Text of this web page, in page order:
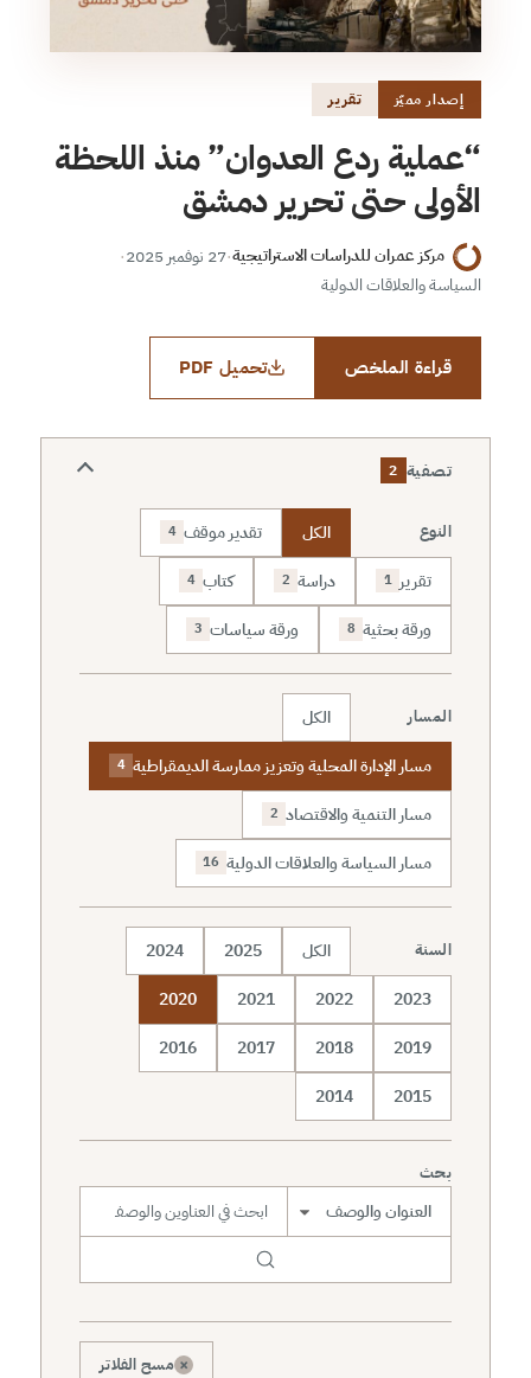
إصدار مميّز تقرير
“عملية ردع العدوان” منذ اللحظة
الأولى حتى تحرير دمشق
مركز عمران للدراسات الاستراتيجية·27 نوفمبر 2025
·
السياسة والعلاقات الدولية
قراءة الملخص تحميل PDF
تصفية 2
النوع الكل تقدير موقف 4
تقرير 1 دراسة 2 كتاب 4
ورقة بحثية 8 ورقة سياسات 3
المسار
الكل
مسار الإدارة المحلية وتعزيز ممارسة الديمقراطية 4
مسار التنمية والاقتصاد 2
مسار السياسة والعلاقات الدولية 16
السنة الكل 2025
2024
2023
2022
2021
2020
2019
2018
2017
2016
2015
2014
بحث
× مسح الفلاتر